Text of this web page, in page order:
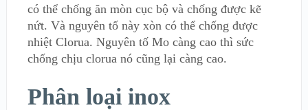
có thể chống ăn mòn cục bộ và chống được kẽ
nứt. Và nguyên tố này xòn có thể chống được
nhiệt Clorua. Nguyên tố Mo càng cao thì sức
chống chịu clorua nó cũng lại càng cao.
Phân loại inox